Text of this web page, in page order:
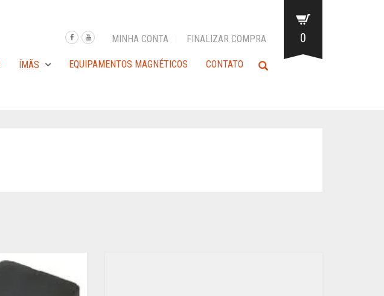
MINHA CONTA FINALIZAR COMPRA
ÍMÃS EQUIPAMENTOS MAGNÉTICOS CONTATO
0